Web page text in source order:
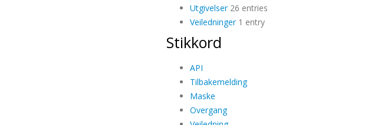
Utgivelser26 entries
Veiledninger1 entry
Stikkord
API
Tilbakemelding
Maske
Overgang